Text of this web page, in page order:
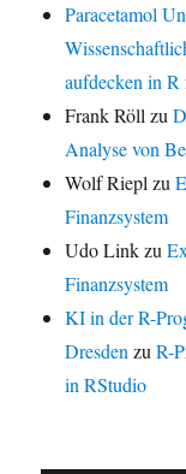
Paracetamol
aufdecken in R
Frank Röll zu
Analyse von
Wolf Riepl zu
Finanzsystem
Udo Linkzu
Finanzsystem
KI in der R-
Dresden zuR-
in RStudio